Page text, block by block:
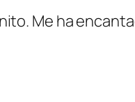
Me ha